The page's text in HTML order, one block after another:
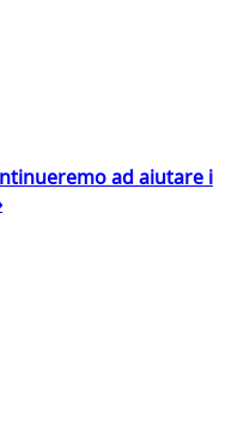
ad aiutare i